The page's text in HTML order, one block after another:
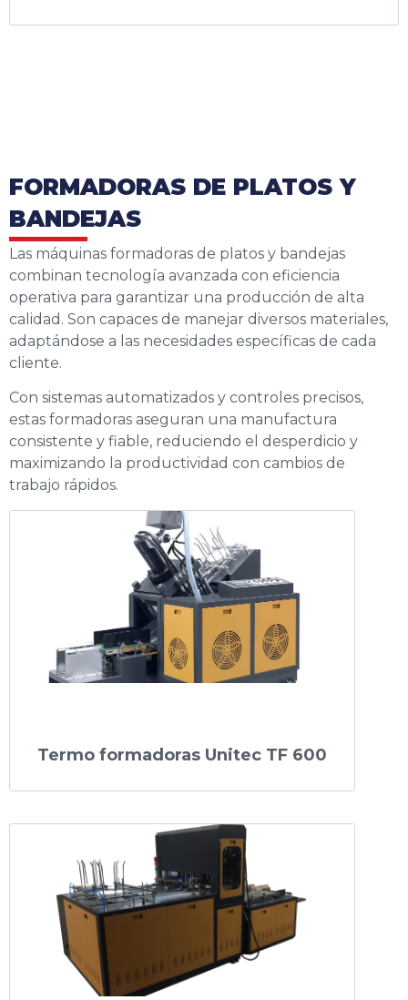
FORMADORAS DE PLATOS Y
BANDEJAS
Las máquinas formadoras de platos y bandejas
combinan tecnología avanzada con eficiencia
operativa para garantizar una producción de alta
calidad. Son capaces de manejar diversos materiales,
adaptándose a las necesidades específicas de cada
cliente.
Con sistemas automatizados y controles precisos,
estas formadoras aseguran una manufactura
consistente y fiable, reduciendo el desperdicio y
maximizando la productividad con cambios de
trabajo rápidos.
Termo formadoras Unitec TF 600